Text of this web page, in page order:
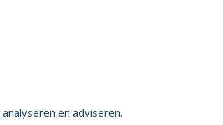
en adviseren.